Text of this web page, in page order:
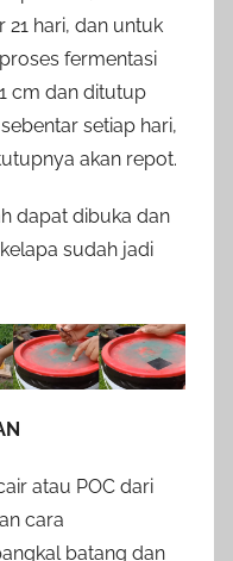
21 hari, dan untuk
fermentasi
cm dan ditutup
setiap hari,
akan repot.
dapat dibuka dan
sudah jadi
atau POC dari
cara
batang dan